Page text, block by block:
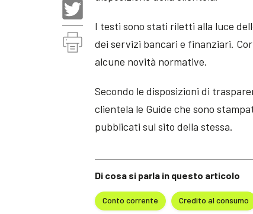
Di cosa si parla in questo articolo
Conto corrente Credito al consumo
I testi sono stati riletti alla luce
dei servizi bancari e finanziari.
alcune novità normative.
Secondo le disposizioni di
clientela le Guide che sono
pubblicati sul sito della stessa.